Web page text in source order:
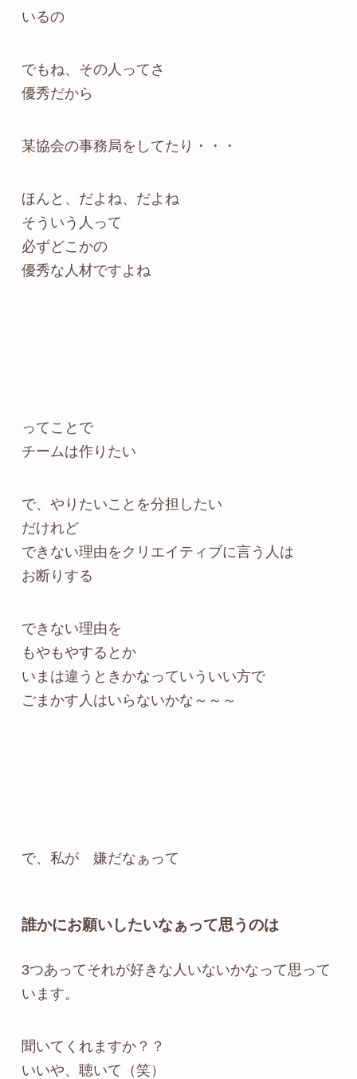
いるの
でもね、その人ってさ
優秀だから
某協会の事務局をしてたり・・・
ほんと、だよね、だよね
そういう人って
必ずどこかの
優秀な人材ですよね
ってことで
チームは作りたい
で、やりたいことを分担したい
だけれど
できない理由をクリエイティブに言う人は
お断りする
できない理由を
もやもやするとか
いまは違うときかなっていういい方で
ごまかす人はいらないかな～～～
で、私が 嫌だなぁって
誰かにお願いしたいなぁって思うのは
3つあってそれが好きな人いないかなって思って
います。
聞いてくれますか？？
いいや、聴いて（笑）